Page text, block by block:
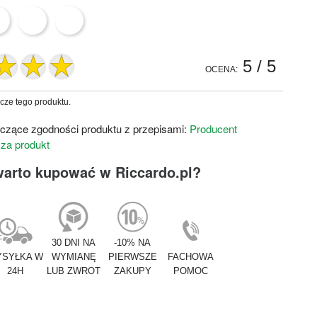
OCENA: 5/ 5
tego produktu.
zgodności produktu z przepisami: Producent
produkt
kupować w Riccardo.pl?
W
24H
30 DNI NA
WYMIANĘ
LUB ZWROT
-10% NA
PIERWSZE
ZAKUPY
FACHOWA
POMOC